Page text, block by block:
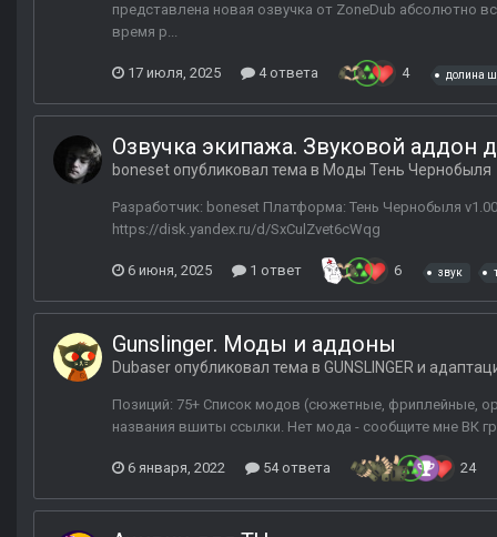
представлена новая озвучка от ZoneDub абсолютно
время р...
17 июля, 2025 4 ответа 4 долина
Озвучка экипажа. Звуковой аддон
boneset опубликовал тема в Моды Тень Чернобыля
Разработчик: boneset Платформа: Тень Чернобыля
https://disk.yandex.ru/d/SxCulZvet6cWqg
6 июня, 2025 1 ответ 6 звук
Gunslinger. Моды и аддоны
Dubaser опубликовал тема в GUNSLINGER и
Позиций: 75+ Список модов (сюжетные, фриплейные,
названия вшиты ссылки. Нет мода - сообщите мне ВК
6 января, 2022 54 ответа 24